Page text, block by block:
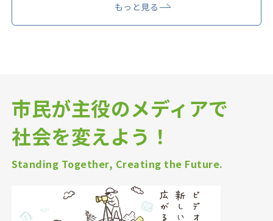
もっと見る
市民が主役のメディアで
社会を変えよう！
Standing Together, Creating the Future.